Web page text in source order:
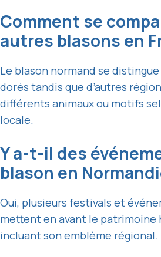
Comment se
autres blasons en
Le blason normand se
dorés tandis que d’autres
différents animaux ou motifs
locale.
Y a-t-il des
blason en
Oui, plusieurs festivals et
mettent en avant le patrimoine
incluant son emblème régional.